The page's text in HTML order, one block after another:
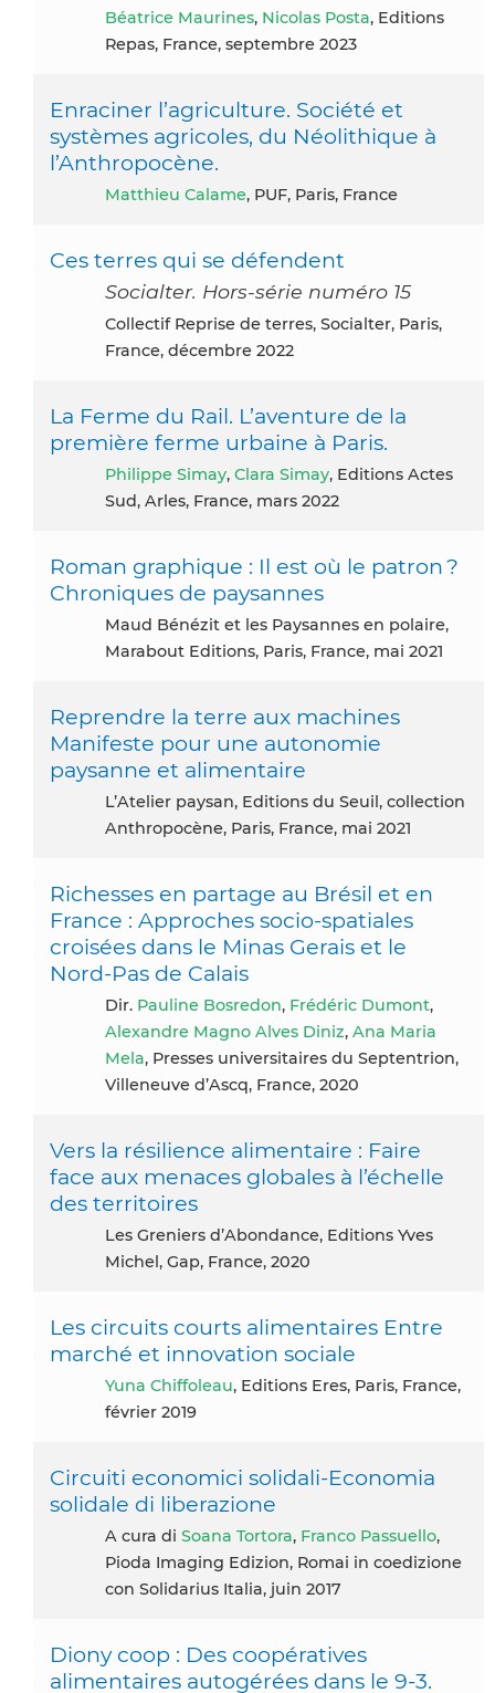
Béatrice Maurines, Nicolas Posta, Editions
Repas, France, septembre 2023
Enraciner l’agriculture. Société et
systèmes agricoles, du Néolithique à
l’Anthropocène.
Matthieu Calame, PUF, Paris, France
Ces terres qui se défendent
Socialter. Hors-série numéro 15
Collectif Reprise de terres, Socialter, Paris,
France, décembre 2022
La Ferme du Rail. L’aventure de la
première ferme urbaine à Paris.
Philippe Simay, Clara Simay, Editions Actes
Sud, Arles, France, mars 2022
Roman graphique : Il est où le patron ?
Chroniques de paysannes
Maud Bénézit et les Paysannes en polaire,
Marabout Editions, Paris, France, mai 2021
Reprendre la terre aux machines
Manifeste pour une autonomie
paysanne et alimentaire
L’Atelier paysan, Editions du Seuil, collection
Anthropocène, Paris, France, mai 2021
Richesses en partage au Brésil et en
France : Approches socio-spatiales
croisées dans le Minas Gerais et le
Nord-Pas de Calais
Dir. Pauline Bosredon, Frédéric Dumont,
Alexandre Magno Alves Diniz, Ana Maria
Mela, Presses universitaires du Septentrion,
Villeneuve d’Ascq, France, 2020
Vers la résilience alimentaire : Faire
face aux menaces globales à l’échelle
des territoires
Les Greniers d’Abondance, Editions Yves
Michel, Gap, France, 2020
Les circuits courts alimentaires Entre
marché et innovation sociale
Yuna Chiffoleau, Editions Eres, Paris, France,
février 2019
Circuiti economici solidali-Economia
solidale di liberazione
A cura di Soana Tortora, Franco Passuello,
Pioda Imaging Edizion, Romai in coedizione
con Solidarius Italia, juin 2017
Diony coop : Des coopératives
alimentaires autogérées dans le 9-3.